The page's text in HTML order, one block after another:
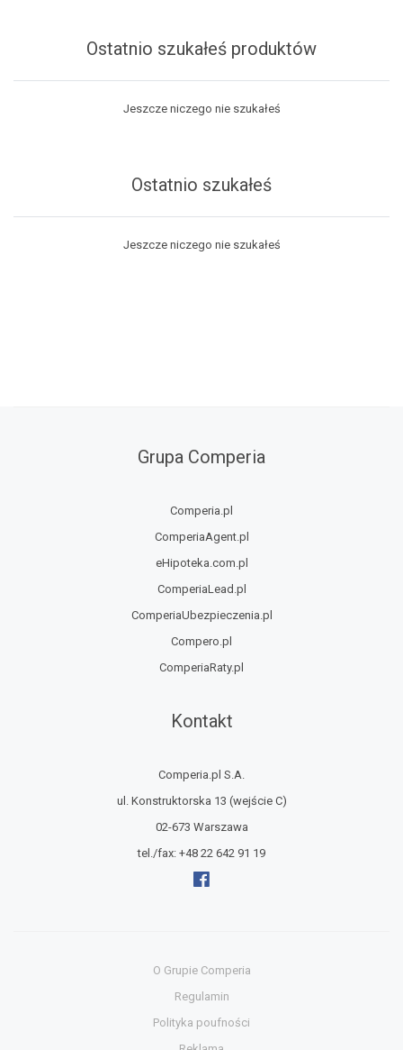
Ostatnio szukałeś produktów
Jeszcze niczego nie szukałeś
Ostatnio szukałeś
Jeszcze niczego nie szukałeś
Grupa Comperia
Comperia.pl
ComperiaAgent.pl
eHipoteka.com.pl
ComperiaLead.pl
ComperiaUbezpieczenia.pl
Compero.pl
ComperiaRaty.pl
Kontakt
Comperia.pl S.A.
ul. Konstruktorska 13 (wejście C)
02-673 Warszawa
tel./fax: +48 22 642 91 19
O Grupie Comperia
Regulamin
Polityka poufności